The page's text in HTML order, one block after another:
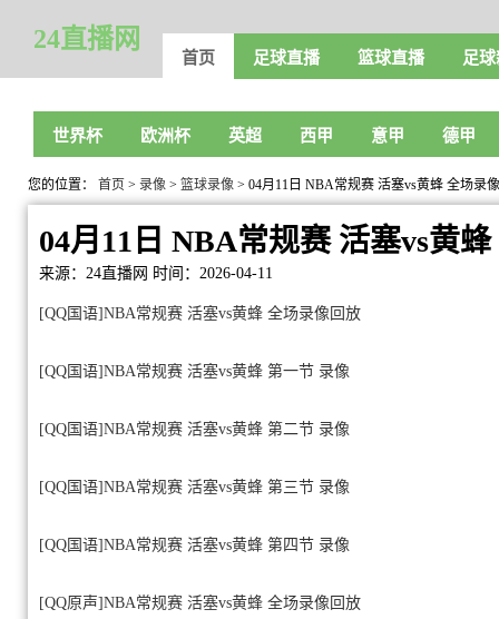
24直播网
首页 足球直播 篮球直播 足
世界杯 欧洲杯 英超 西甲 意甲 德甲
您的位置： 首页 > 录像 > 篮球录像 > 04月11日 NBA常规赛 活塞vs黄蜂 全场录
04月11日 NBA常规赛 活塞vs黄
来源：24直播网 时间：2026-04-11
[QQ国语]NBA常规赛 活塞vs黄蜂 全场录像回放
[QQ国语]NBA常规赛 活塞vs黄蜂 第一节 录像
[QQ国语]NBA常规赛 活塞vs黄蜂 第二节 录像
[QQ国语]NBA常规赛 活塞vs黄蜂 第三节 录像
[QQ国语]NBA常规赛 活塞vs黄蜂 第四节 录像
[QQ原声]NBA常规赛 活塞vs黄蜂 全场录像回放